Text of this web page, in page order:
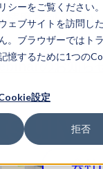
シーをご覧ください。
ェブサイトを訪問し
。ブラウザーではト
憶するために1つの
設定
拒否
精度検証資料）
のお知ら